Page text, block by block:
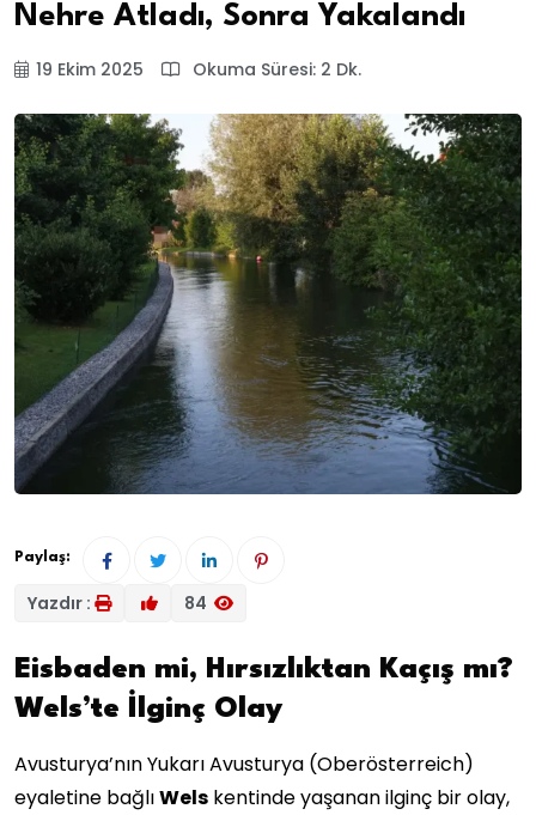
Nehre Atladı, Sonra Yakalandı
19 Ekim 2025 Okuma Süresi: 2 Dk.
Paylaş:
Yazdır : 84
Eisbaden mi, Hırsızlıktan Kaçış mı?
Wels’te İlginç Olay
Avusturya’nın Yukarı Avusturya (Oberösterreich)
eyaletine bağlıWels kentinde yaşanan ilginç bir olay,